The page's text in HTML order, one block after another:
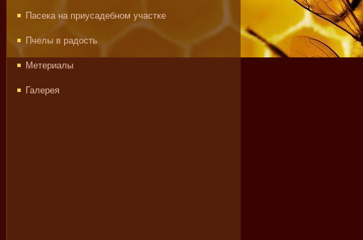
Пасека на приусадебном участке
Пчелы в радость
Метериалы
Галерея